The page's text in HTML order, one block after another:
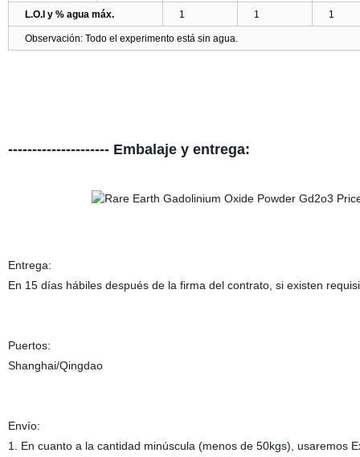
L.O.I y % agua máx. 1 1 1
Observación: Todo el experimento está sin agua.
--------------------- Embalaje y entrega:
Entrega:
En 15 días hábiles después de la firma del contrato, si existen
Puertos:
Shanghai/Qingdao
Envío:
1. En cuanto a la cantidad minúscula (menos de 50kgs), usaremos